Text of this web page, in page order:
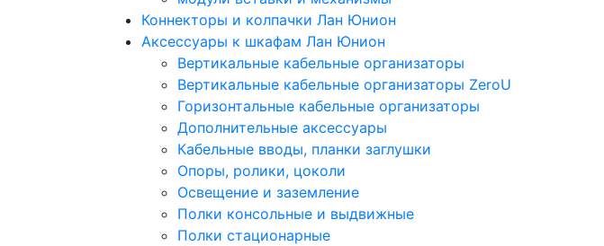
Коннекторы и колпачки Лан Юнион
Аксессуары к шкафам Лан Юнион
Вертикальные кабельные организаторы
Вертикальные кабельные организаторы ZeroU
Горизонтальные кабельные организаторы
Дополнительные аксессуары
Кабельные вводы, планки заглушки
Опоры, ролики, цоколи
Освещение и заземление
Полки консольные и выдвижные
Полки стационарные